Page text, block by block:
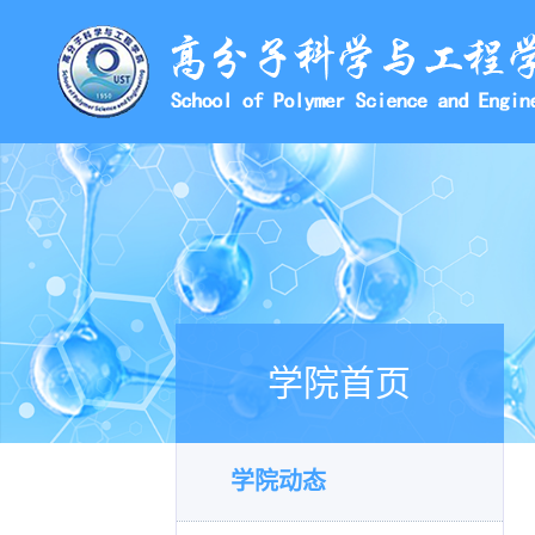
学院首页
学院动态